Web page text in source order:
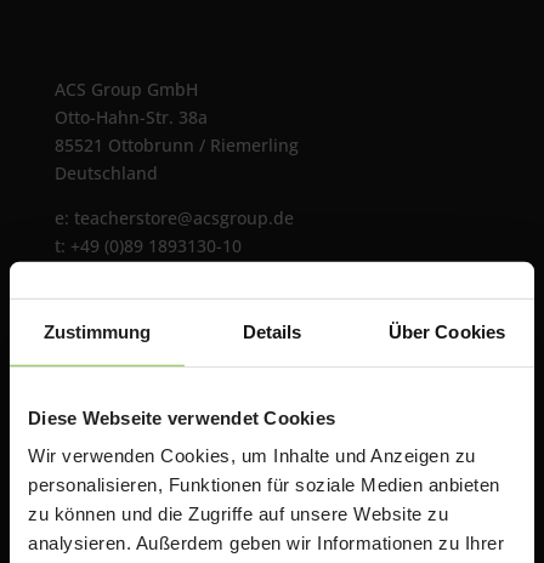
Zustimmung Details Über Cookies
Diese Webseite verwendet Cookies
Wir verwenden Cookies, um Inhalte und Anzeigen zu
personalisieren, Funktionen für soziale Medien anbieten
zu können und die Zugriffe auf unsere Website zu
analysieren. Außerdem geben wir Informationen zu Ihrer
ACS Group GmbH
Otto-Hahn-Str. 38a
85521 Ottobrunn / Riemerling
Deutschland
e: teacherstore@acsgroup.de
t: +49 (0)89 1893130-10
Über uns
Die ACS Group betreibt mit TeacherStore.de ein
Rabatten auf Apple Produkte. Wir bieten zusätzlich
Informationen, Schulungen und Workshops rund um
das Thema iPad in der Schule an.